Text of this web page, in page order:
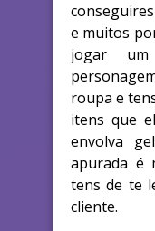
e muitos
jogar
roupa e
itens que
envolva
apurada é
tens de te
cliente.